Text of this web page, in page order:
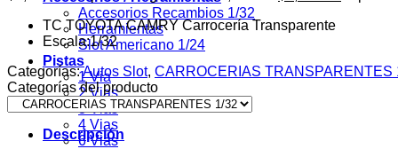
Accesorios Recambios 1/32
Herramientas
Slot Americano 1/24
Pistas
1 Via
2 Vias
3 Vias
4 Vias
6 Vias
TC TOYOTA CAMRY Carrocería Transparente
Escala:1/32
Categorías:Autos Slot, CARROCERIAS TRANSPARENTES
Categorías del producto
Descripción